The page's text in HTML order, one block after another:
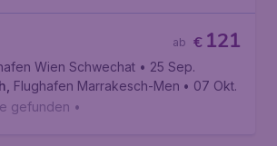
€ 121
ab
Wien Schwechat • 25 Sep.
Flughafen Marrakesch-Menara• 07 Okt.
gefunden •